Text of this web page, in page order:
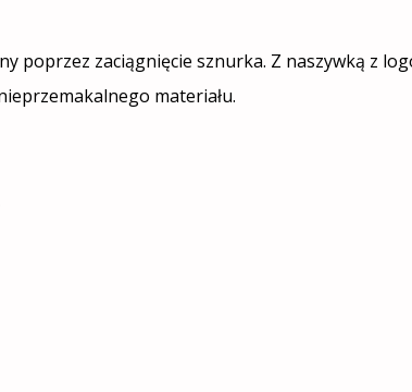
poprzez zaciągnięcie sznurka. Z naszywką z
materiału.